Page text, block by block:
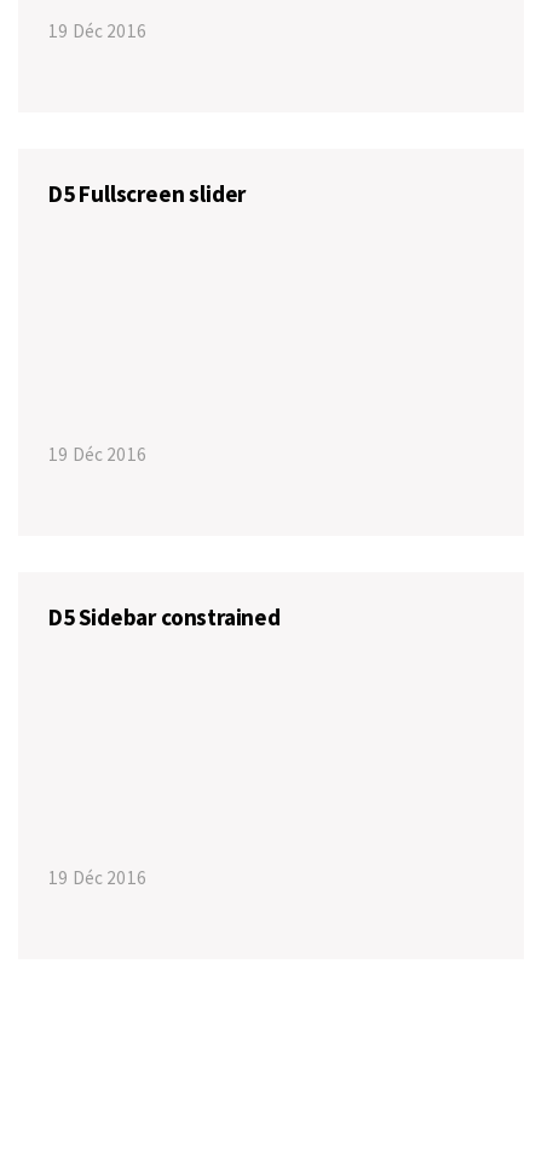
19 Déc 2016
D5 Fullscreen slider
19 Déc 2016
D5 Sidebar constrained
19 Déc 2016